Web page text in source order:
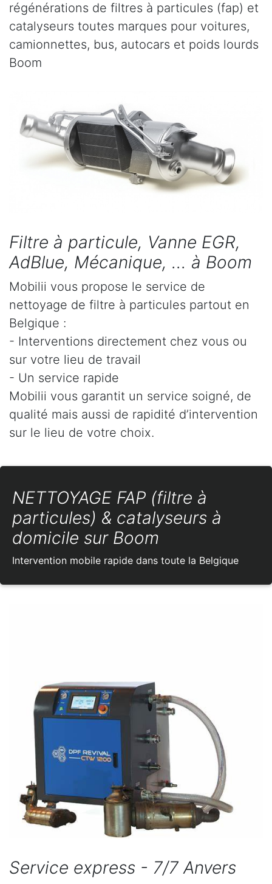
régénérations de filtres à particules (fap) et
catalyseurs toutes marques pour voitures,
camionnettes, bus, autocars et poids lourds
Boom
Filtre à particule, Vanne EGR,
AdBlue, Mécanique, ... à Boom
Mobilii vous propose le service de
nettoyage de filtre à particules partout en
Belgique :
- Interventions directement chez vous ou
sur votre lieu de travail
- Un service rapide
Mobilii vous garantit un service soigné, de
qualité mais aussi de rapidité d’intervention
sur le lieu de votre choix.
NETTOYAGE FAP (filtre à
particules) & catalyseurs à
domicile sur Boom
Intervention mobile rapide dans toute la Belgique
Service express - 7/7 Anvers